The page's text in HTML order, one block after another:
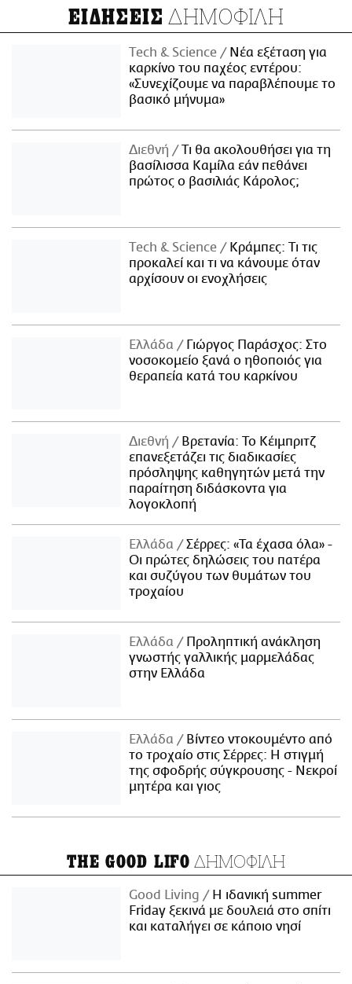
ΕΙΔΗΣΕΙΣ ΔΗΜΟΦΙΛΗ
Τech & Science
Νέα εξέταση για
καρκίνο του παχέος εντέρου:
«Συνεχίζουμε να παραβλέπουμε το
βασικό μήνυμα»
Διεθνή
Τι θα ακολουθήσει για τη
βασίλισσα Καμίλα εάν πεθάνει
πρώτος ο βασιλιάς Κάρολος;
Τech & Science
Κράμπες: Τι τις
προκαλεί και τι να κάνουμε όταν
αρχίσουν οι ενοχλήσεις
Ελλάδα
Γιώργος Παράσχος: Στο
νοσοκομείο ξανά ο ηθοποιός για
θεραπεία κατά του καρκίνου
Διεθνή
Βρετανία: Το Κέιμπριτζ
επανεξετάζει τις διαδικασίες
πρόσληψης καθηγητών μετά την
παραίτηση διδάσκοντα για
λογοκλοπή
Ελλάδα
Σέρρες: «Τα έχασα όλα» -
Οι πρώτες δηλώσεις του πατέρα
και συζύγου των θυμάτων του
τροχαίου
Ελλάδα
Προληπτική ανάκληση
γνωστής γαλλικής μαρμελάδας
στην Ελλάδα
Ελλάδα
Βίντεο ντοκουμέντο από
το τροχαίο στις Σέρρες: Η στιγμή
της σφοδρής σύγκρουσης - Νεκροί
μητέρα και γιος
THE GOOD LIFO ΔΗΜΟΦΙΛΗ
Good Living
Η ιδανική summer
Friday ξεκινά με δουλειά στο σπίτι
και καταλήγει σε κάποιο νησί